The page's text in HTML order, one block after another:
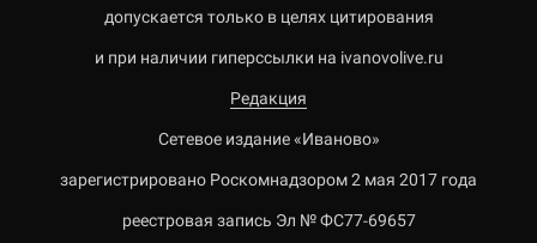
допускается только в целях цитирования
и при наличии гиперссылки на ivanovolive.ru
Редакция
Сетевое издание «Иваново»
зарегистрировано Роскомнадзором 2 мая 2017 года
реестровая запись Эл № ФС77-69657